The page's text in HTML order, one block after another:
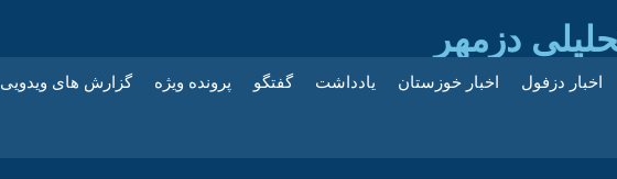
دزمهر
اخبار دزفول اخبار خوزستان یادداشت گفتگو پرونده ویژه گزارش های ویدویی